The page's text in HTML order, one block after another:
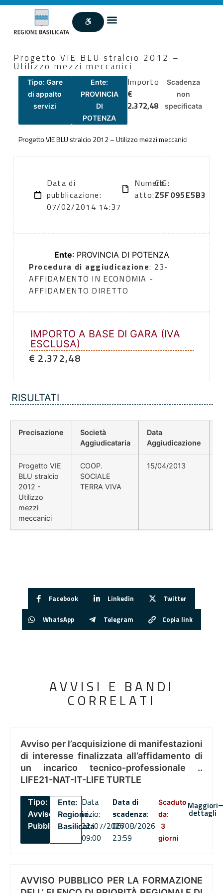
Progetto VIE BLU stralcio 2012 –
Utilizzo mezzi meccanici
Tipo: Gare
di appalto
servizi
Ente:
PROVINCIA
DI
POTENZA
Importo
€
2.372,48
Scadenza
non
specificata
Progetto VIE BLU stralcio 2012 – Utilizzo mezzi meccanici
Data di
pubblicazione:
07/02/2014 14:37
Numero
atto:
CIG:
Z5F095E5B3
Ente: PROVINCIA DI POTENZA
Procedura di aggiudicazione: 23-
AFFIDAMENTO IN ECONOMIA -
AFFIDAMENTO DIRETTO
IMPORTO A BASE DI GARA (IVA
ESCLUSA)
€ 2.372,48
RISULTATI
Precisazione
Società
Aggiudicataria
Data
Aggiudicazione
Progetto VIE
BLU stralcio
2012 -
Utilizzo
mezzi
meccanici
COOP.
SOCIALE
TERRA VIVA
15/04/2013
Facebook Linkedin Twitter
WhatsApp Telegram Copia link
AVVISI E BANDI
CORRELATI
Avviso per l’acquisizione di manifestazioni
di interesse finalizzata all’affidamento di
un incarico tecnico-professionale ..
LIFE21-NAT-IT-LIFE TURTLE
Tipo:
Avviso
Pubblico
Ente:
Regione
Basilicata
Data
inizio:
22/07/2026
09:00
Data di
scadenza:
06/08/2026
23:59
Scaduto
da:
3
giorni
Maggiori
dettagli
AVVISO PUBBLICO PER LA FORMAZIONE